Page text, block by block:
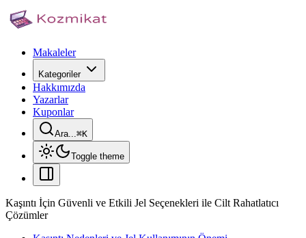
Makaleler
Kategoriler
Hakkımızda
Yazarlar
Kuponlar
Ara...⌘K
Toggle theme
Kaşıntı İçin Güvenli ve Etkili Jel Seçenekleri ile Cilt Rahatlatıcı
Çözümler